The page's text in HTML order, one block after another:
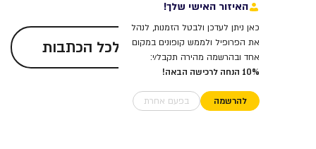
האיזור האישי שלך!
כאן ניתן לעדכן ולבטל הזמנות, לנהל
את הפרופיל ולממש קופונים במקום
אחד ובהרשמה מהירה תקבל/י:
10% הנחה לרכישה הבאה!
להרשמה בפעם אחרת
לכל הכתבות